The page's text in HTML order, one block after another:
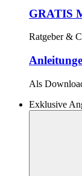
GRATIS
Ratgeber &
Als
Exklusive